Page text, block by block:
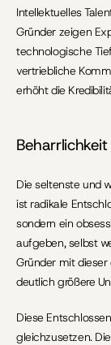
Intellektuelles
Gründer zeigen
technologische
vertriebliche
erhöht die
Die seltenste und
ist radikale
sondern ein
aufgeben, selbst
Gründer mit
deutlich größere
Diese
gleichzusetzen.